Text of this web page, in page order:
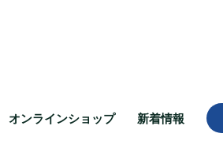
オンラインショップ 新着情報